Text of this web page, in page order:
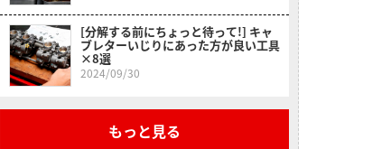
[分解する前にちょっと待って!] キャ
ブレターいじりにあった方が良い工具
×8選
2024/09/30
もっと見る